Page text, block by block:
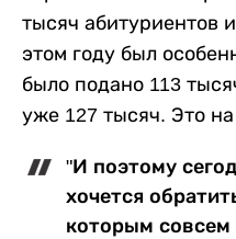
тысяч абитуриентов
этом году был
было подано 113
уже 127 тысяч. Это
"И поэтому
хочется
которым совсем